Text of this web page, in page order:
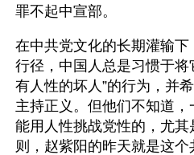
罪不起中宣部。
在中共党文化的长期灌输
行径，中国人总是习惯于将
有人性的坏人”的行为，并
主持正义。但他们不知道
能用人性挑战党性的，尤
则，赵紫阳的昨天就是这